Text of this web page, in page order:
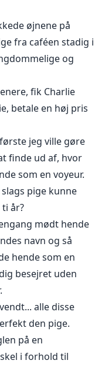
øjnene på
fra caféen stadig i
og
fik Charlie
betale en høj pris
jeg ville gøre
finde ud af, hvor
som en voyeur.
pige kunne
år?
mødt hende
navn og så
hende som en
besejret uden
alle disse
den pige.
på en
i forhold til